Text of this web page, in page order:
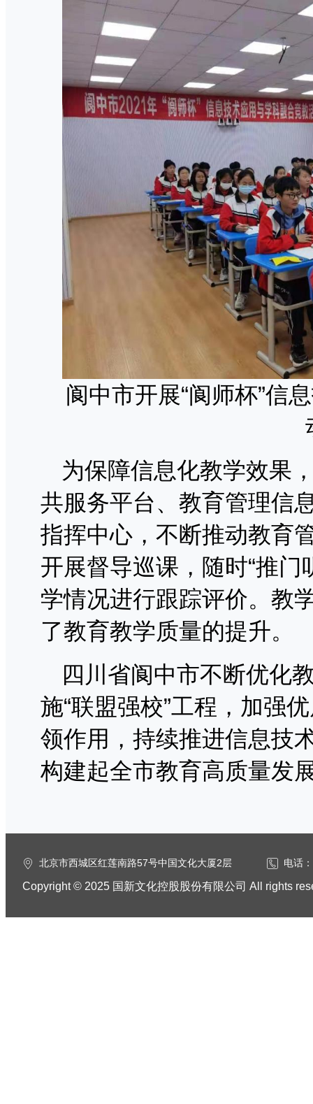
阆中市开展“阆师杯”信
为保障信息化教学效果
共服务平台、教育管理信
指挥中心，不断推动教育
开展督导巡课，随时“推
学情况进行跟踪评价。教
了教育教学质量的提升。
四川省阆中市不断优化
施“联盟强校”工程，加强
领作用，持续推进信息技
构建起全市教育高质量发
北京市西城区红莲南路57号中国文化大厦2层 电话
Copyright © 2025 国新文化控股股份有限公司 All rights